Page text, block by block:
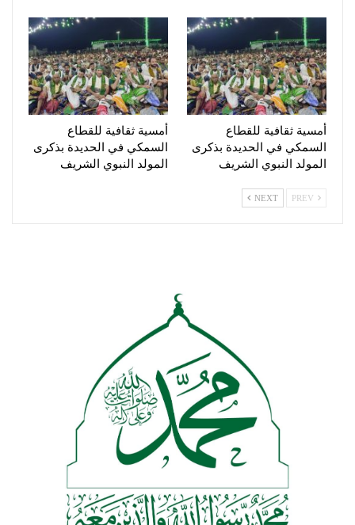
أمسية ثقافية للقطاع
السمكي في الحديدة بذكرى
المولد النبوي الشريف
أمسية ثقافية للقطاع
السمكي في الحديدة بذكرى
المولد النبوي الشريف
NEXT